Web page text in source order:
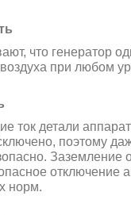
что генератор
при любом
ток детали
поэтому
Заземление
отключение
норм.